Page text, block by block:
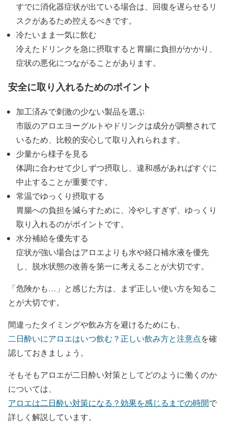
すでに消化器症状が出ている場合は、回復を遅らせるリ
スクがあるため控えるべきです。
冷たいまま一気に飲む
冷えたドリンクを急に摂取すると胃腸に負担がかかり、
症状の悪化につながることがあります。
安全に取り入れるためのポイント
加工済みで刺激の少ない製品を選ぶ
市販のアロエヨーグルトやドリンクは成分が調整されて
いるため、比較的安心して取り入れられます。
少量から様子を見る
体調に合わせて少しずつ摂取し、違和感があればすぐに
中止することが重要です。
常温でゆっくり摂取する
胃腸への負担を減らすために、冷やしすぎず、ゆっくり
取り入れるのがポイントです。
水分補給を優先する
症状が強い場合はアロエよりも水や経口補水液を優先
し、脱水状態の改善を第一に考えることが大切です。
「危険かも…」と感じた方は、まず正しい使い方を知るこ
とが大切です。
間違ったタイミングや飲み方を避けるためにも、
二日酔いにアロエはいつ飲む？正しい飲み方と注意点を確
認しておきましょう。
そもそもアロエが二日酔い対策としてどのように働くのか
については、
アロエは二日酔い対策になる？効果を感じるまでの時間で
詳しく解説しています。